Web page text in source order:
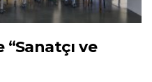
ve